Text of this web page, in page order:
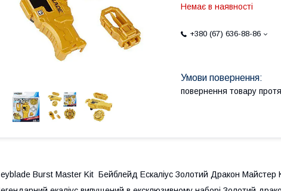
Немає в наявності
+380 (67) 636-88-86
повернення товару
Burst Master Kit Бейблейд Ескаліус Золотий Дракон Майстер